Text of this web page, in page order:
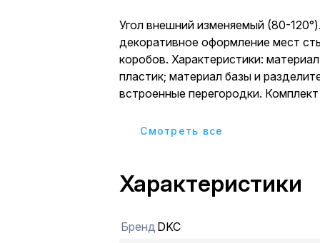
Угол внешний изменяемый (80-
декоративное оформление мест
коробов. Характеристики:
пластик; материал базы и
встроенные перегородки.
разделители (для монтажа на
Cмотреть все
Характеристики
Бренд DKC